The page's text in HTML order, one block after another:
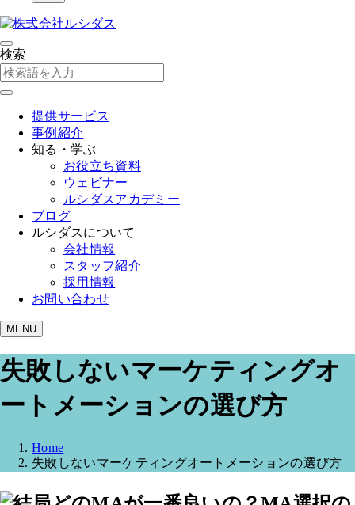
検索
提供サービス
事例紹介
知る・学ぶ
お役立ち資料
ウェビナー
ルシダスアカデミー
ブログ
ルシダスについて
会社情報
スタッフ紹介
採用情報
お問い合わせ
MENU
失敗しないマーケティングオ
ートメーションの選び方
Home
失敗しないマーケティングオートメーションの選び方